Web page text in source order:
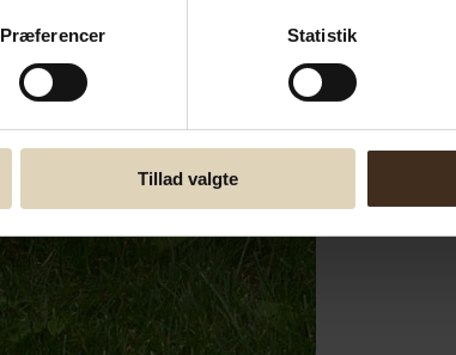
Præferencer Statistik
Tillad valgte